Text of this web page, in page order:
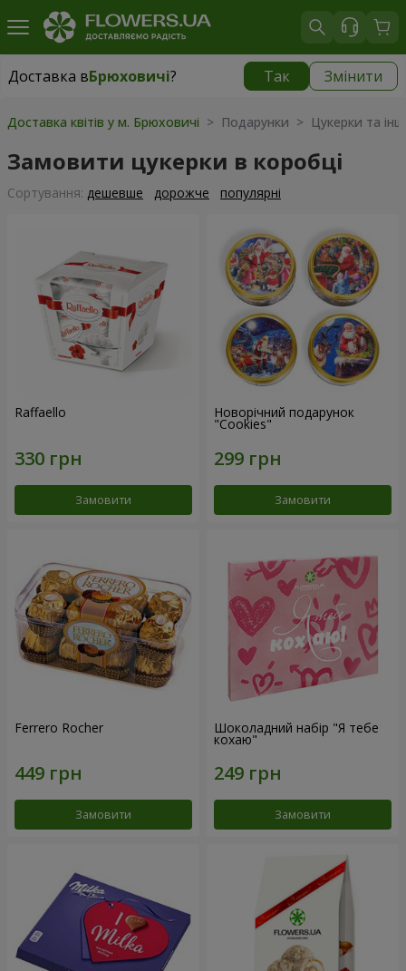
Доставка вБрюховичі? Так Змінити
Доставка вБрюховичі|
Доставка квітів у м. Брюховичі > Подарунки > Цукерки та
Замовити цукерки в коробці
Сортування: дешевше дорожче популярні
Raffaello
Замовити
Новорічний подарунок
"Cookies"
Замовити
Ferrero Rocher
Замовити
Шоколадний набір "Я тебе
кохаю"
Замовити